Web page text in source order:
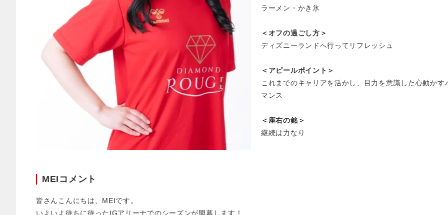
ラーメン・かき氷
＜オフの過ごし方＞
ディズニーランドへ行ってリフレッシュ
＜アピールポイント＞
これまでのキャリアを活かし、目力を意識した心動かす
マンス
＜座右の銘＞
継続は力なり
MEIコメント
皆さんこんにちは、MEIです。
いよいよ待ちに待ったIGアリーナでのシーズンが開幕します！